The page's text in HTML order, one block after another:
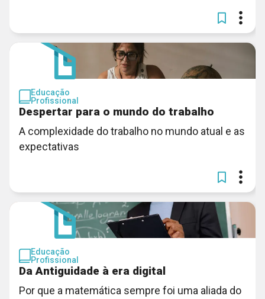
Educação
Profissional
Despertar para o mundo do trabalho
A complexidade do trabalho no mundo atual e as
expectativas
Educação
Profissional
Da Antiguidade à era digital
Por que a matemática sempre foi uma aliada do